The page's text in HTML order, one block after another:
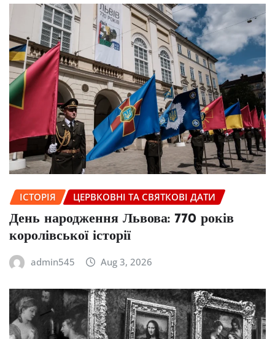
ІСТОРІЯ ЦЕРВКОВНІ ТА СВЯТКОВІ ДАТИ
День народження Львова: 770 років
королівської історії
admin545 Aug 3, 2026